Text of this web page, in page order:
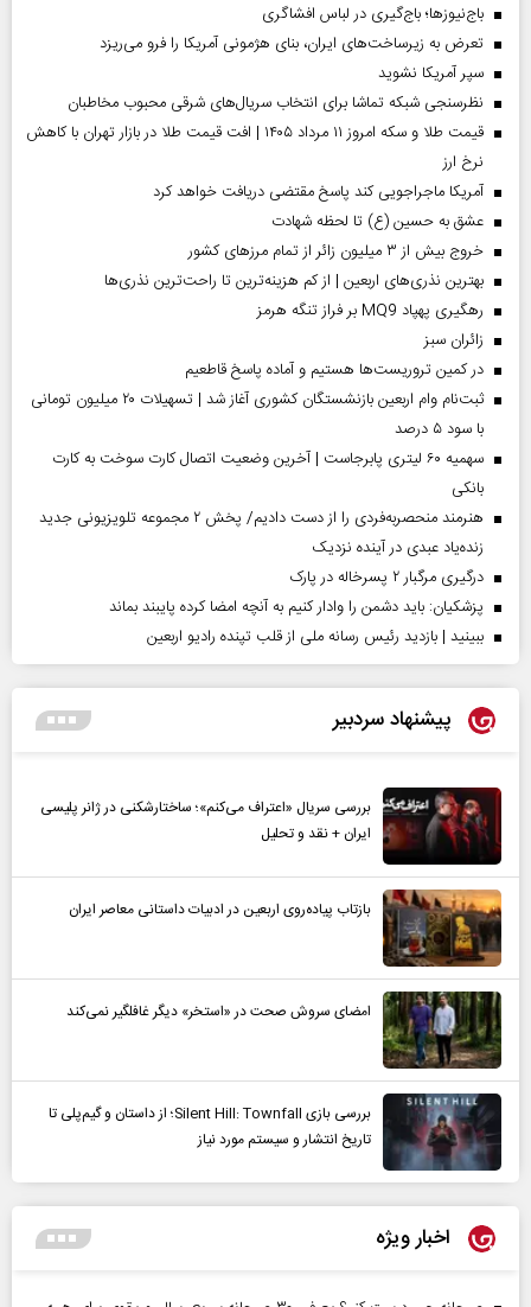
باج‌نیوزها؛ باج‌گیری در لباس افشاگری
تعرض به زیرساخت‌های ایران، بنای هژمونی آمریکا را فرو می‌ریزد
سپر آمریکا نشوید
نظرسنجی شبکه تماشا برای انتخاب سریال‌های شرقی محبوب مخاطبان
قیمت طلا و سکه امروز ۱۱ مرداد ۱۴۰۵ | افت قیمت طلا در بازار تهران با کاهش
نرخ ارز
آمریکا ماجراجویی کند پاسخ مقتضی دریافت خواهد کرد
عشق به حسین (ع) تا لحظه شهادت
خروج بیش از ۳ میلیون زائر از تمام مرز‌های کشور
بهترین نذری‌های اربعین | از کم هزینه‌ترین تا راحت‌ترین نذری‌ها
رهگیری پهپاد MQ9 بر فراز تنگه هرمز
‌زائران سبز
در کمین تروریست‌ها هستیم و آماده پاسخ قاطعیم
ثبت‌نام وام اربعین بازنشستگان کشوری آغاز شد | تسهیلات ۲۰ میلیون تومانی
با سود ۵ درصد
سهمیه ۶۰ لیتری پابرجاست | آخرین وضعیت اتصال کارت سوخت به کارت
بانکی
هنرمند منحصر‌به‌فردی را از دست دادیم/ پخش ۲ مجموعه تلویزیونی جدید
زنده‌یاد عبدی در آینده نزدیک
درگیری مرگبار ۲ پسرخاله در پارک
پزشکیان: باید دشمن را وادار کنیم به آنچه امضا کرده پایبند بماند
ببینید | بازدید رئیس رسانه ملی از قلب تپنده رادیو اربعین
پیشنهاد سردبیر
بررسی سریال «اعتراف می‌کنم»؛ ساختارشکنی در ژانر پلیسی
ایران + نقد و تحلیل
بازتاب پیاده‌روی اربعین در ادبیات داستانی معاصر ایران
امضای سروش صحت در «استخر» دیگر غافلگیر نمی‌کند
بررسی بازی Silent Hill: Townfall؛ از داستان و گیم‌پلی تا
تاریخ انتشار و سیستم مورد نیاز
اخبار ویژه